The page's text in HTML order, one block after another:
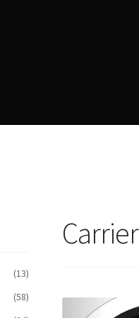
Carrier
(13)
(58)